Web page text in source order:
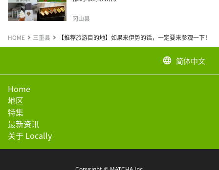
冈山县
HOME 三重县 【推荐旅游目的地】如果来伊势的话，一定要来参观一下！
language 简体中文
Home
地区
特集
最新资讯
关于 Locally